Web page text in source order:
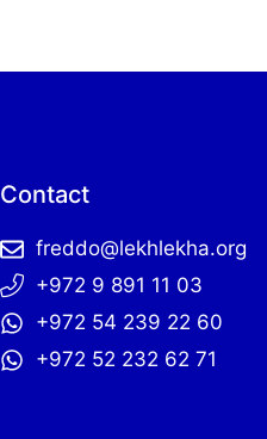
Contact
freddo@lekhlekha.org
+972 9 891 11 03
+972 54 239 22 60
+972 52 232 62 71